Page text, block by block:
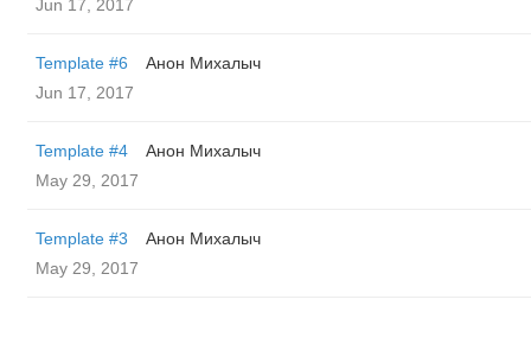
Jun 17, 2017
Template #6
Анон Михалыч
Jun 17, 2017
Template #4
Анон Михалыч
May 29, 2017
Template #3
Анон Михалыч
May 29, 2017